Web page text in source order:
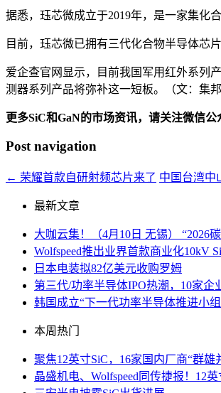
据悉，珏芯微成立于2019年，是一家集化
目前，珏芯微已拥有三代化合物半导体芯
爱企查官网显示，目前我国军用红外系列
测器系列产品将弥补这一短板。（文：集
更多SiC和GaN的市场资讯，请关注微信公
Post navigation
← 荣耀首款自研射频芯片来了 中国台湾中
最新文章
大咖云集！（4月10日 无锡） “2026
Wolfspeed推出业界首款商业化10kV
日本电装拟82亿美元收购罗姆
第三代/功率半导体IPO热潮，10家企
韩国成立“下一代功率半导体推进小
本周热门
聚焦12英寸SiC，16家国内厂商“群雄
晶盛机电、Wolfspeed同传捷报！12